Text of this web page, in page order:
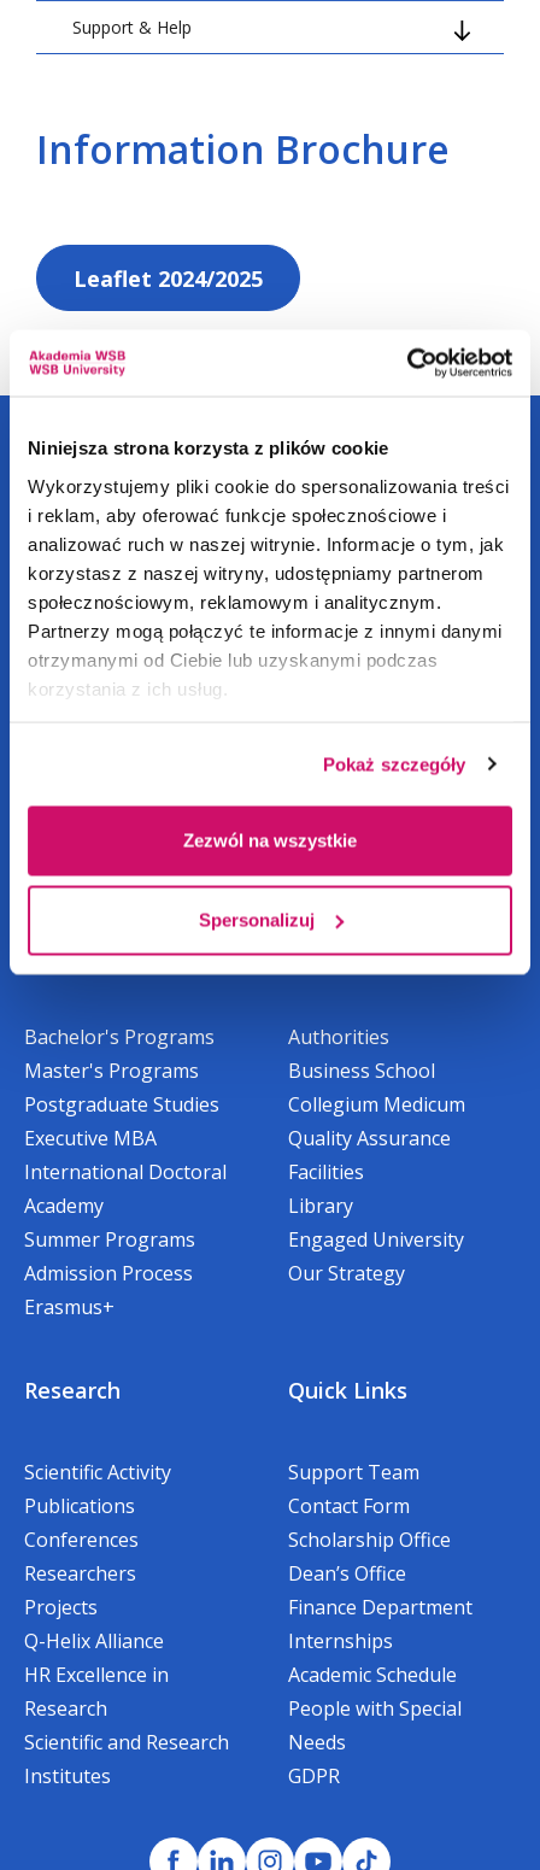
Niniejsza strona korzysta z plików cookie
Wykorzystujemy pliki cookie do spersonalizowania treści
i reklam, aby oferować funkcje społecznościowe i
analizować ruch w naszej witrynie. Informacje o tym, jak
korzystasz z naszej witryny, udostępniamy partnerom
społecznościowym, reklamowym i analitycznym.
Partnerzy mogą połączyć te informacje z innymi danymi
otrzymanymi od Ciebie lub uzyskanymi podczas
korzystania z ich usług.
Pokaż szczegóły
Zezwól na wszystkie
Spersonalizuj
Legalisation and Apostille
Language proficiency documents
Invoice and Payment
Support & Help
Admissions Support Team
Information Brochure
Leaflet 2024/2025
ul. Cieplaka 1C
41-300 Dąbrowa
Górnicza
Tel.+48 32 295 93 57
admissions@wsb.edu.pl
Admissions
Bachelor's Programs
Master's Programs
Postgraduate Studies
Executive MBA
International Doctoral
Academy
Summer Programs
Admission Process
Erasmus+
University
Authorities
Business School
Collegium Medicum
Quality Assurance
Facilities
Library
Engaged University
Our Strategy
Research
Scientific Activity
Publications
Conferences
Researchers
Projects
Q-Helix Alliance
HR Excellence in
Research
Scientific and Research
Institutes
Quick Links
Support Team
Contact Form
Scholarship Office
Dean’s Office
Finance Department
Internships
Academic Schedule
People with Special
Needs
GDPR